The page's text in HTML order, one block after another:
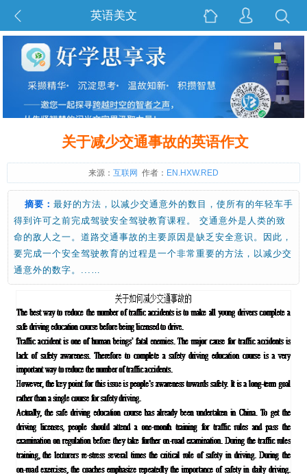
英语美文
关于减少交通事故的英语作文
来源： 互联网 作者： EN.HXW.RED
摘要： 最好的方法，以减少交通意外的数目，使所有的年轻车手
得到许可之前完成驾驶安全驾驶教育课程。 交通意外是人类的致
命的敌人之一。道路交通事故的主要原因是缺乏安全意识。因此，
要完成一个安全驾驶教育的过程是一个非常重要的方法，以减少交
通意外的数字。...…